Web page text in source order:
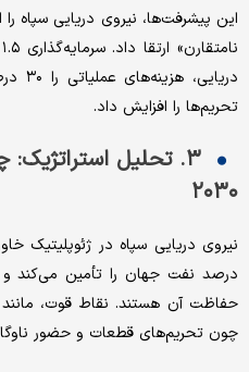
این پیشرفت‌ها، نیروی دریایی سپاه
تحریم‌ها را افزایش داد.
۳. تحلیل
۲۰۳۰
درصد نفت جهان را تأمین می‌کند و
حفاظت آن هستند. نقاط قوت، مانند
چون تحریم‌های قطعات و حضور